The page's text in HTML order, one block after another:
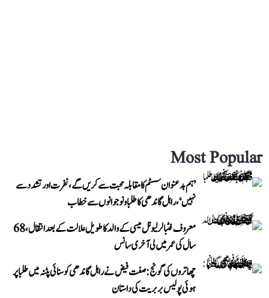
Most Popular
’ہم بدعنوان سسٹم کا مقابلہ محبت سے کریں گے، نفرت اور تشدد سے
نہیں‘، راہل گاندھی کا طلبا و نوجوانوں سے خطاب
معروف فٹبالر لیونل میسی کے والد کا طویل علالت کے بعد انتقال، 68
سال کی عمر میں لی آخری سانس
چھاتروں کی گونج: صفت فیض نے راہل گاندھی کو سنائی پٹنہ میں طلبا پر
ہوئی پولیس بربریت کی داستان